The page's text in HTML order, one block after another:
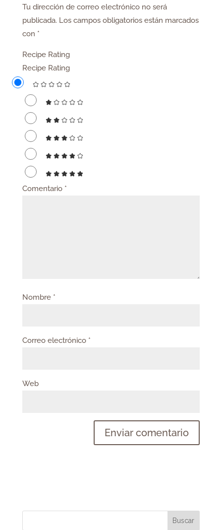
Tu dirección de correo electrónico no será
publicada. Los campos obligatorios están marcados
con *
Recipe Rating
Recipe Rating
Comentario *
Nombre *
Correo electrónico *
Web
Buscar